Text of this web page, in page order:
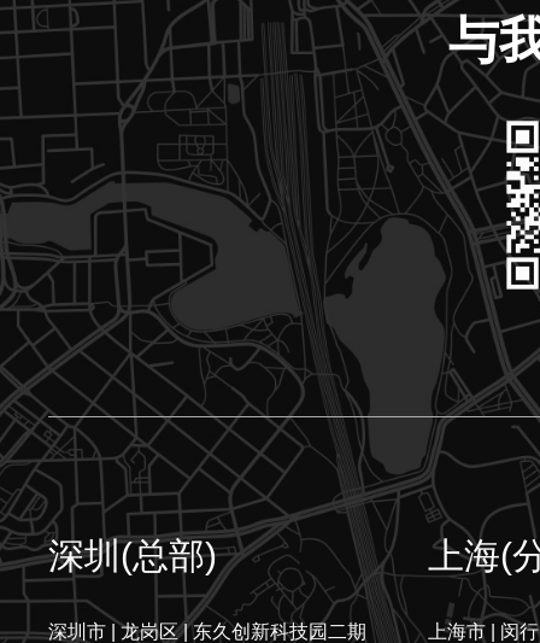
与
深圳(总部)
深圳市 | 龙岗区 | 东久创新科技园二期
上海(
上海市 | 闵